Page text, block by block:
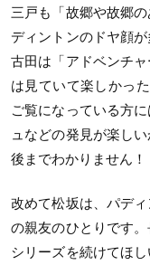
三戸も「故郷や故郷
ディントンのドヤ顔
古田は「アドベンチ
は見ていて楽しかっ
ご覧になっている方
ュなどの発見が楽し
後までわかりません！
改めて松坂は、パデ
の親友のひとりです
シリーズを続けてほ